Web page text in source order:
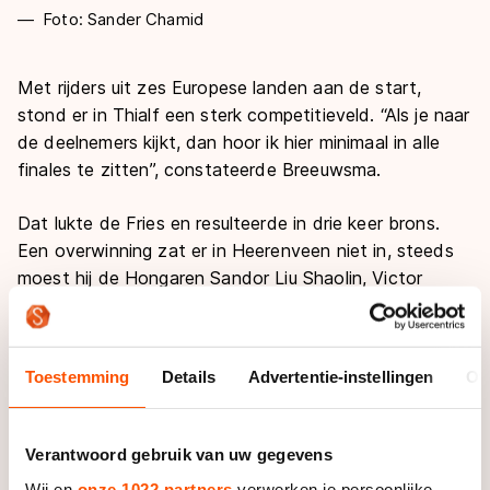
Toestemming Details Advertentie-instellingen
Verantwoord gebruik van uw gegevens
Foto: Sander Chamid
Met rijders uit zes Europese landen aan de start,
stond er in Thialf een sterk competitieveld. “Als je naar
de deelnemers kijkt, dan hoor ik hier minimaal in alle
finales te zitten”, constateerde Breeuwsma.
Dat lukte de Fries en resulteerde in drie keer brons.
Een overwinning zat er in Heerenveen niet in, steeds
moest hij de Hongaren Sandor Liu Shaolin, Victor
Knoch of de Brit Jack Whelbourne voor zich dulden.
Zeker op de 1500 meter had er meer in gezeten. Ik
kwam in het gedrang, zat op het verkeerde moment
mag je die fouten nog maken.”